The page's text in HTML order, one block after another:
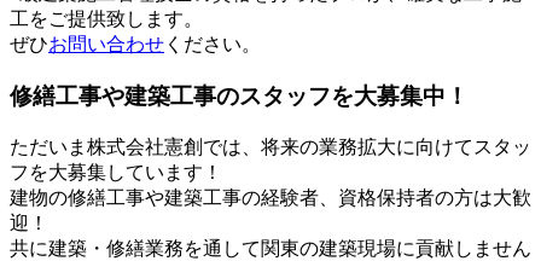
工をご提供致します。
ぜひお問い合わせ ください。
修繕工事や建築工事のスタッフを大募集中！
ただいま株式会社憲創では、将来の業務拡大に向けてスタッ
フを大募集しています！
建物の修繕工事や建築工事の経験者、資格保持者の方は大歓
迎！
共に建築・修繕業務を通して関東の建築現場に貢献しません